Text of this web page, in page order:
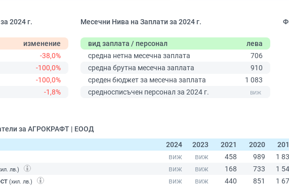
2024 г.
изменение
-38,0%
-100,0%
-100,0%
-1,8%
Месечни Нива на Заплати за 2024 г.
вид заплата / персонал
лева
средна нетна месечна заплата
706
средна брутна месечна заплата
910
среден бюджет за месечна заплата
1 083
средносписъчен персонал за 2024 г.
за АГРОКРАФТ | ЕООД
2024
2023 2021 2020
лв.)
(хил. лв.)